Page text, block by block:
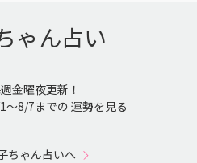
ゃん占い
金曜夜更新！
〜8/7までの 運勢を見る
ちゃん占いへ